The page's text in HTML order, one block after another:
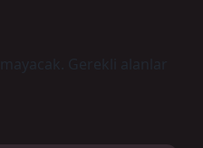
Gerekli alanlar